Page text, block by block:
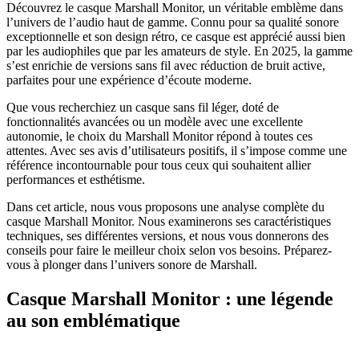
Découvrez le casque Marshall Monitor, un véritable emblème dans
l’univers de l’audio haut de gamme. Connu pour sa qualité sonore
exceptionnelle et son design rétro, ce casque est apprécié aussi bien
par les audiophiles que par les amateurs de style. En 2025, la gamme
s’est enrichie de versions sans fil avec réduction de bruit active,
parfaites pour une expérience d’écoute moderne.
Que vous recherchiez un casque sans fil léger, doté de
fonctionnalités avancées ou un modèle avec une excellente
autonomie, le choix du Marshall Monitor répond à toutes ces
attentes. Avec ses avis d’utilisateurs positifs, il s’impose comme une
référence incontournable pour tous ceux qui souhaitent allier
performances et esthétisme.
Dans cet article, nous vous proposons une analyse complète du
casque Marshall Monitor. Nous examinerons ses caractéristiques
techniques, ses différentes versions, et nous vous donnerons des
conseils pour faire le meilleur choix selon vos besoins. Préparez-
vous à plonger dans l’univers sonore de Marshall.
Casque Marshall Monitor : une légende
au son emblématique